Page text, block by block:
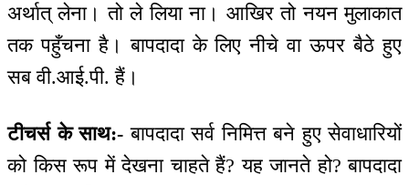
अर्थात् लेना। तो ले लिया ना। आखिर तो नयन मुलाकात
तक पहुँचना है। बापदादा के लिए नीचे वा ऊपर बैठे हुए
सब वी.आई.पी. हैं।
टीचर्स के साथ:- बापदादा सर्व निमित्त बने हुए सेवाधारियों
को किस रूप में देखना चाहते हैं? यह जानते हो? बापदादा